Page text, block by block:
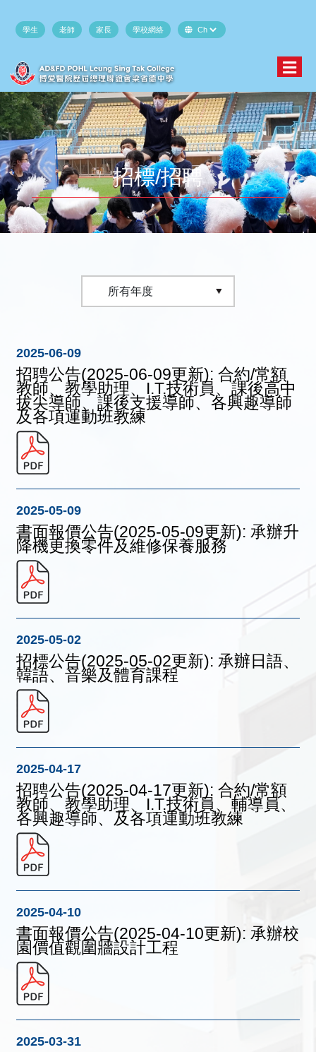
學生 老師 家長 學校網絡
招標/招聘
2025-06-09
招聘公告(2025-06-09更新): 合約/常額
教師、教學助理、I.T.技術員、課後高中
拔尖導師、課後支援導師、各興趣導師
及各項運動班教練
2025-05-09
書面報價公告(2025-05-09更新): 承辦升
降機更換零件及維修保養服務
2025-05-02
招標公告(2025-05-02更新): 承辦日語、
韓語、音樂及體育課程
2025-04-17
招聘公告(2025-04-17更新): 合約/常額
教師、教學助理、I.T.技術員、輔導員、
各興趣導師、及各項運動班教練
2025-04-10
書面報價公告(2025-04-10更新): 承辦校
園價值觀圍牆設計工程
2025-03-31